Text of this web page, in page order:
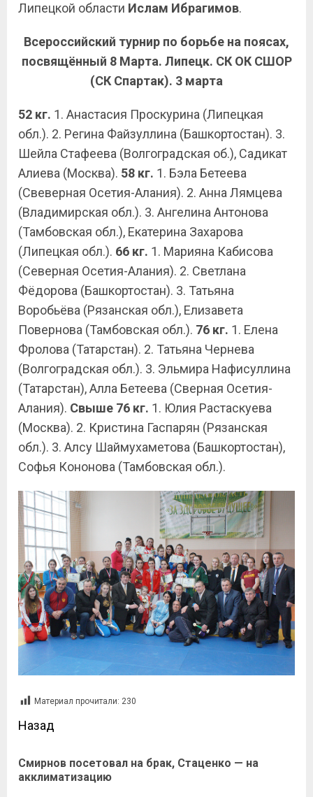
Липецкой области Ислам Ибрагимов.
Всероссийский турнир по борьбе на поясах,
посвящённый 8 Марта. Липецк. СК ОК СШОР
(СК Спартак). 3 марта
52 кг. 1. Анастасия Проскурина (Липецкая
обл.). 2. Регина Файзуллина (Башкортостан). 3.
Шейла Стафеева (Волгоградская об.), Садикат
Алиева (Москва). 58 кг. 1. Бэла Бетеева
(Свеверная Осетия-Алания). 2. Анна Лямцева
(Владимирская обл.). 3. Ангелина Антонова
(Тамбовская обл.), Екатерина Захарова
(Липецкая обл.). 66 кг. 1. Марияна Кабисова
(Северная Осетия-Алания). 2. Светлана
Фёдорова (Башкортостан). 3. Татьяна
Воробьёва (Рязанская обл.), Елизавета
Повернова (Тамбовская обл.). 76 кг. 1. Елена
Фролова (Татарстан). 2. Татьяна Чернева
(Волгоградская обл.). 3. Эльмира Нафисуллина
(Татарстан), Алла Бетеева (Сверная Осетия-
Алания). Свыше 76 кг. 1. Юлия Растаскуева
(Москва). 2. Кристина Гаспарян (Рязанская
обл.). 3. Алсу Шаймухаметова (Башкортостан),
Софья Кононова (Тамбовская обл.).
Материал прочитали: 230
Назад
Смирнов посетовал на брак, Стаценко — на
акклиматизацию